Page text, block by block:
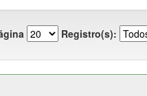
Registro(s):